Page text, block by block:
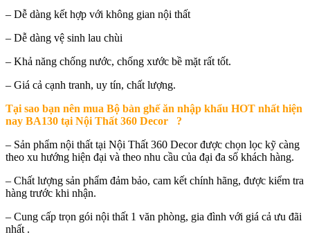
– Dễ dàng kết hợp với không gian nội thất
– Dễ dàng vệ sinh lau chùi
– Khả năng chống nước, chống xước bề mặt rất tốt.
– Giá cả cạnh tranh, uy tín, chất lượng.
Tại sao bạn nên mua Bộ bàn ghế ăn nhập khẩu HOT nhất hiện
nay BA130 tại Nội Thất 360 Decor ?
– Sản phẩm nội thất tại Nội Thất 360 Decor được chọn lọc kỹ càng
theo xu hướng hiện đại và theo nhu cầu của đại đa số khách hàng.
– Chất lượng sản phẩm đảm bảo, cam kết chính hãng, được kiểm tra
hàng trước khi nhận.
– Cung cấp trọn gói nội thất 1 văn phòng, gia đình với giá cả ưu đãi
nhất .